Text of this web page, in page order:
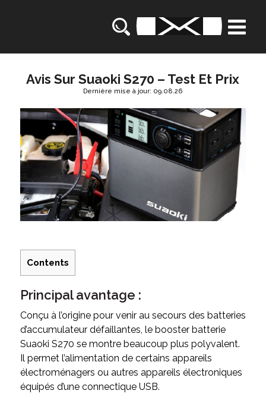
Avis Sur Suaoki S270 – Test Et Prix
Dernière mise à jour: 09.08.26
Contents
Principal avantage :
Conçu à l’origine pour venir au secours des batteries
d’accumulateur défaillantes, le booster batterie
Suaoki S270 se montre beaucoup plus polyvalent.
Il permet l’alimentation de certains appareils
électroménagers ou autres appareils électroniques
équipés d’une connectique USB.